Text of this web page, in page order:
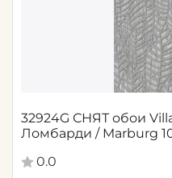
32924G СНЯТ обои
Ломбарди / Marburg
0.0